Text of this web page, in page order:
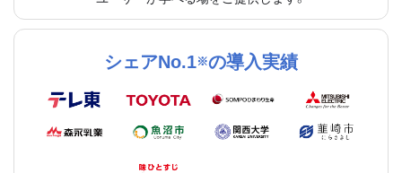
シェアNo.1※の導入実績